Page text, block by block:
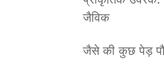
जैविक
जैसे की कुछ पेड़